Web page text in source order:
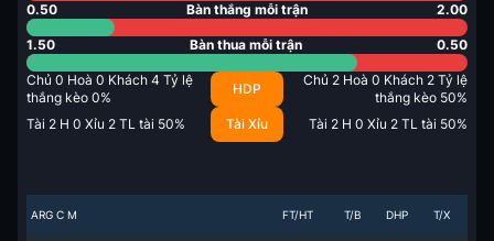
0.50 Bàn thắng mỗi trận 2.00
1.50 Bàn thua mỗi trận 0.50
Chủ 0 Hoà 0 Khách 4 Tỷ lệ
thắng kèo 0%
HDP
Chủ 2 Hoà 0 Khách 2 Tỷ lệ
thắng kèo 50%
Tài 2 H 0 Xỉu 2 TL tài 50% Tài Xỉu Tài 2 H 0 Xỉu 2 TL tài 50%
ARG C M FT/HT T/B DHP T/X